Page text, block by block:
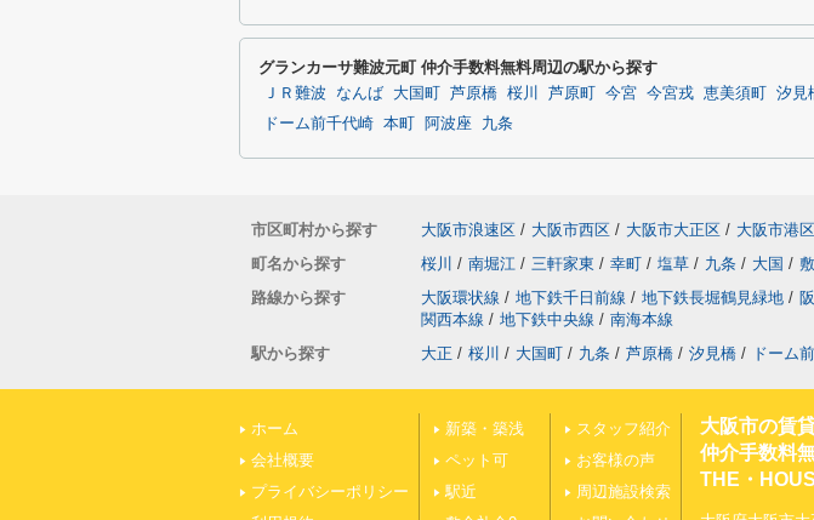
グランカーサ難波元町 仲介手数料無料周辺の駅から探す
ＪＲ難波 なんば 大国町 芦原橋 桜川 芦原町 今宮 今宮戎 恵美須町 汐見
ドーム前千代崎 本町 阿波座 九条
市区町村から探す 大阪市浪速区 / 大阪市西区 / 大阪市大正区 / 大阪市港区
町名から探す
桜川 / 南堀江 / 三軒家東 / 幸町 / 塩草 / 九条 / 大国 /
路線から探す
大阪環状線 / 地下鉄千日前線 / 地下鉄長堀鶴見緑地 /
関西本線 / 地下鉄中央線 / 南海本線
駅から探す
大正 / 桜川 / 大国町 / 九条 / 芦原橋 / 汐見橋 / ドーム
ホーム
会社概要
プライバシーポリシー
新築・築浅
ペット可
駅近
スタッフ紹介
お客様の声
周辺施設検索
大阪市の賃
仲介手数料
THE・